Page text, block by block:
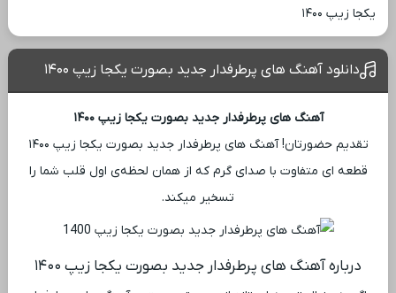
یکجا زیپ ۱۴۰۰
دانلود آهنگ های پرطرفدار جدید بصورت یکجا زیپ ۱۴۰۰
آهنگ های پرطرفدار جدید بصورت یکجا زیپ ۱۴۰۰
تقدیم حضورتان! آهنگ های پرطرفدار جدید بصورت یکجا زیپ ۱۴۰۰
قطعه ‌ای متفاوت با صدای گرم که از همان لحظه‌ی اول قلب شما را
تسخیر میکند.
درباره آهنگ های پرطرفدار جدید بصورت یکجا زیپ ۱۴۰۰